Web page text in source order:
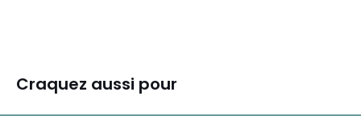
Craquez aussi pour